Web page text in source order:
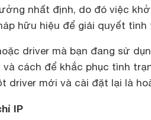
nhất định, do đó việc
hữu hiệu để giải quyết tình
driver mà bạn đang sử
cách để khắc phục tình
driver mới và cài đặt lại là
IP